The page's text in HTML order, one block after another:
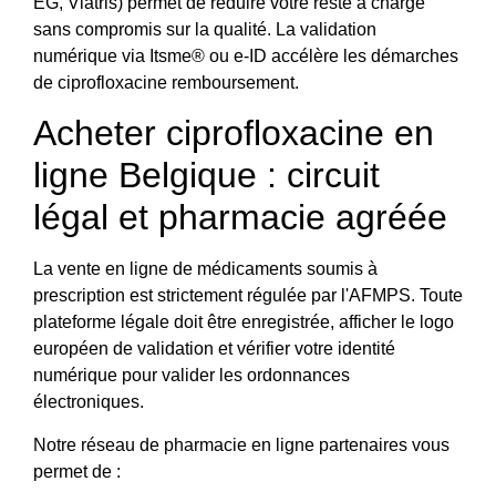
sans compromis sur la qualité. La validation
numérique via Itsme® ou e-ID accélère les démarches
de ciprofloxacine remboursement.
Acheter ciprofloxacine en
ligne Belgique : circuit
légal et pharmacie agréée
La vente en ligne de médicaments soumis à
prescription est strictement régulée par l'AFMPS. Toute
plateforme légale doit être enregistrée, afficher le logo
européen de validation et vérifier votre identité
numérique pour valider les ordonnances
électroniques.
Notre réseau de pharmacie en ligne partenaires vous
permet de :